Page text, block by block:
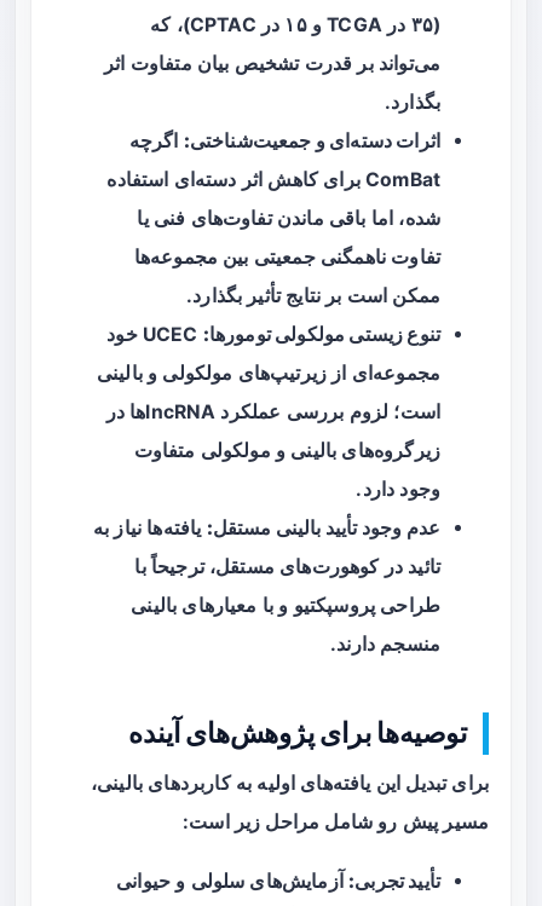
(۳۵ در TCGA و ۱۵ در CPTAC)، که
می‌تواند بر قدرت تشخیص بیان متفاوت اثر
بگذارد.
اثرات دسته‌ای و جمعیت‌شناختی: اگرچه
ComBat برای کاهش اثر دسته‌ای استفاده
شده، اما باقی ماندن تفاوت‌های فنی یا
تفاوت ناهمگنی جمعیتی بین مجموعه‌ها
ممکن است بر نتایج تأثیر بگذارد.
تنوع زیستی مولکولی تومورها:
UCEC خود
مجموعه‌ای از زیرتیپ‌های مولکولی و بالینی
است؛ لزوم بررسی عملکرد lncRNAها در
زیرگروه‌های بالینی و مولکولی متفاوت
وجود دارد.
عدم وجود تأیید بالینی مستقل: یافته‌ها نیاز به
تائید در کوهورت‌های مستقل، ترجیحاً با
طراحی پروسپکتیو و با معیارهای بالینی
منسجم دارند.
توصیه‌ها برای پژوهش‌های آینده
برای تبدیل این یافته‌های اولیه به کاربردهای بالینی،
مسیر پیش رو شامل مراحل زیر است:
تأیید تجربی: آزمایش‌های سلولی و حیوانی